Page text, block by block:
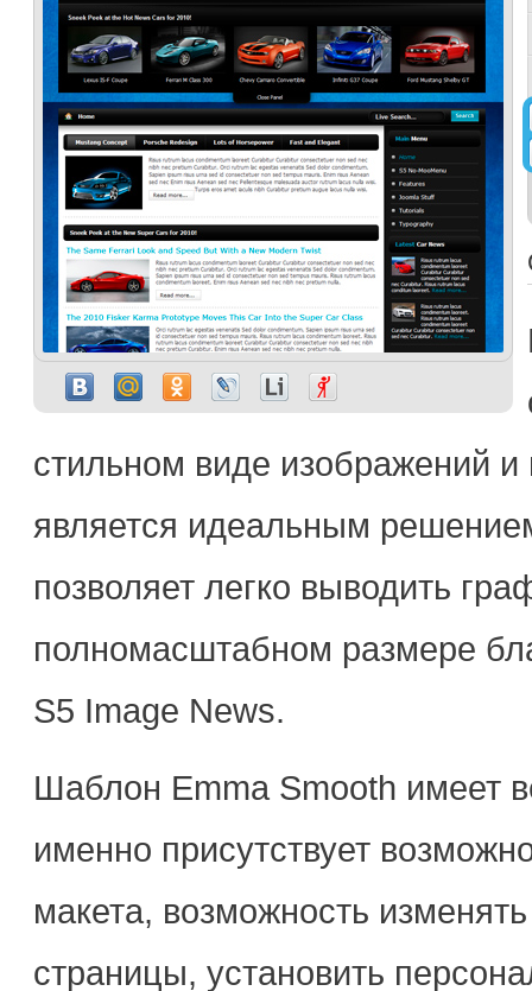
стильном виде изображений и
является идеальным
позволяет легко выводить
полномасштабном размере
S5 Image News.
Шаблон Emma Smooth имеет
именно присутствует
макета, возможность
страницы, установить